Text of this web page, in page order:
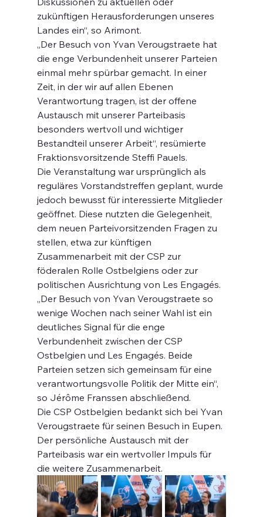
zukünftigen Herausforderungen unseres
Landes ein“, so Arimont.
„Der Besuch von Yvan Verougstraete hat
die enge Verbundenheit unserer Parteien
einmal mehr spürbar gemacht. In einer
Zeit, in der wir auf allen Ebenen
Verantwortung tragen, ist der offene
Austausch mit unserer Parteibasis
besonders wertvoll und wichtiger
Bestandteil unserer Arbeit“, resümierte
Fraktionsvorsitzende Steffi Pauels.
Die Veranstaltung war ursprünglich als
reguläres Vorstandstreffen geplant, wurde
jedoch bewusst für interessierte Mitglieder
geöffnet. Diese nutzten die Gelegenheit,
dem neuen Parteivorsitzenden Fragen zu
stellen, etwa zur künftigen
Zusammenarbeit mit der CSP zur
föderalen Rolle Ostbelgiens oder zur
politischen Ausrichtung von Les Engagés.
„Der Besuch von Yvan Verougstraete so
wenige Wochen nach seiner Wahl ist ein
deutliches Signal für die enge
Verbundenheit zwischen der CSP
Ostbelgien und Les Engagés. Beide
Parteien setzen sich gemeinsam für eine
verantwortungsvolle Politik der Mitte ein“,
so Jérôme Franssen abschließend.
Die CSP Ostbelgien bedankt sich bei Yvan
Verougstraete für seinen Besuch in Eupen.
Der persönliche Austausch mit der
Parteibasis war ein wertvoller Impuls für
die weitere Zusammenarbeit.